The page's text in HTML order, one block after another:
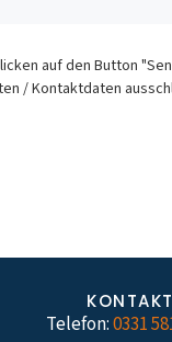
auf den Button
/ Kontaktdaten
KONTAKT
Telefon:0331